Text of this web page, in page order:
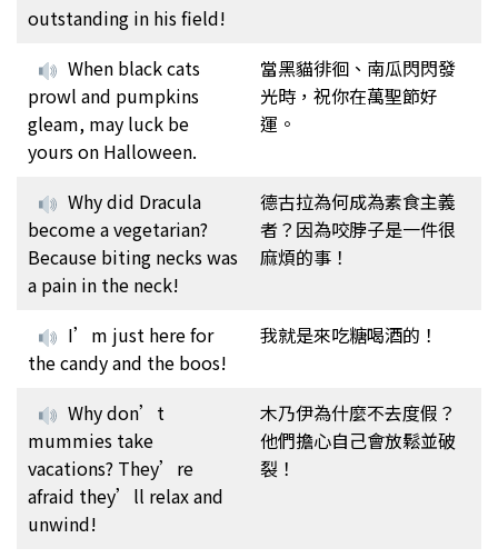
outstanding in his field!
When black cats
prowl and pumpkins
gleam, may luck be
yours on Halloween.
當黑貓徘徊、南瓜閃閃發
光時，祝你在萬聖節好
運。
Why did Dracula
become a vegetarian?
Because biting necks was
a pain in the neck!
德古拉為何成為素食主義
者？因為咬脖子是一件很
麻煩的事！
I’m just here for
the candy and the boos!
我就是來吃糖喝酒的！
Why don’t
mummies take
vacations? They’re
afraid they’ll relax and
unwind!
木乃伊為什麼不去度假？
他們擔心自己會放鬆並破
裂！